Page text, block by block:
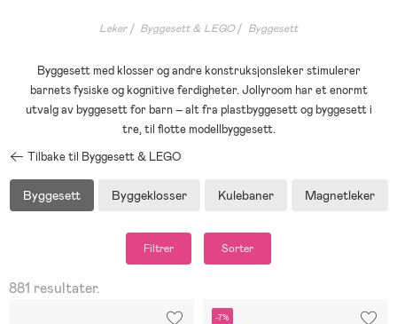
Leker Byggesett & LEGO Byggesett
Byggesett med klosser og andre konstruksjonsleker stimulerer
barnets fysiske og kognitive ferdigheter. Jollyroom har et enormt
utvalg av byggesett for barn – alt fra plastbyggesett og byggesett i
tre, til flotte modellbyggesett.
Tilbake til Byggesett & LEGO
Byggesett Byggeklosser Kulebaner Magnetleker
Filtrer Sorter
881 resultater.
-7%